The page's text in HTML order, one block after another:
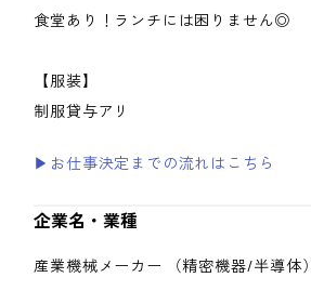
食堂あり！ランチには困りません◎
【服装】
制服貸与アリ
▶お仕事決定までの流れはこちら
企業名・業種
産業機械メーカー （精密機器/半導体）